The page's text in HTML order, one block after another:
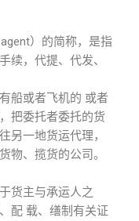
）的简称，是指
续，代提、代发、
船或者飞机的 或者
把委托者委托的货
另一地货运代理，
物、揽货的公司。
货主与承运人之
配 载、缮制有关证